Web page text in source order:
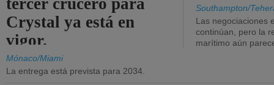
tercer crucero para
Crystal ya está en
vigor.
Mónaco/Miami
La entrega está prevista para 2034.
Southampton/
Las negociaciones
continúan, pero la
marítimo aún